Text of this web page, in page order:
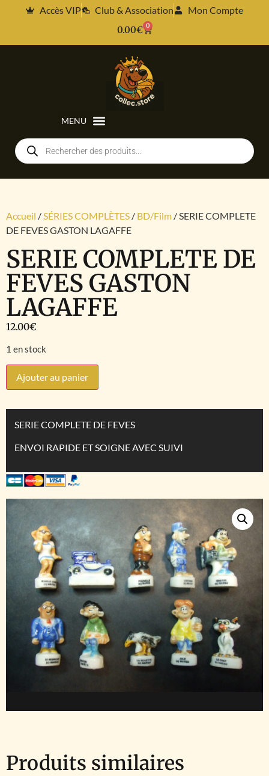
Accès VIP Club & Association
Mon Compte
0.00€ 0
Accueil /SÉRIES COMPLÈTES / BD/Film / SERIE COMPLETE
DE FEVES GASTON LAGAFFE
SERIE COMPLETE DE
FEVES GASTON
LAGAFFE
12.00€
1 en stock
Ajouter au panier
SERIE COMPLETE DE FEVES
ENVOI RAPIDE ET SOIGNE AVEC SUIVI
Produits similaires